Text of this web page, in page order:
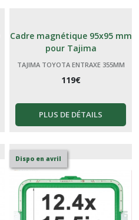
Cadre magnétique 95x95 mm
pour Tajima
TAJIMA TOYOTA ENTRAXE 355MM
119€
PLUS DE DÉTAILS
Dispo en avril